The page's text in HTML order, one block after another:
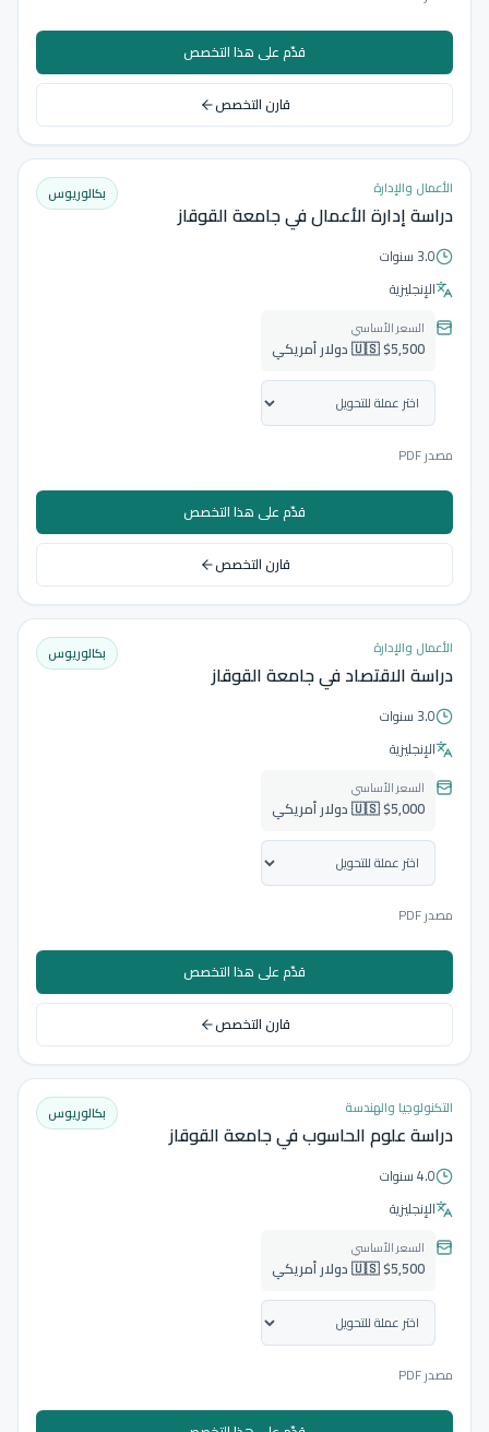
قدّم على هذا التخصص
قارن التخصص
الأعمال والإدارة
دراسة إدارة الأعمال في جامعة القوقاز
بكالوريوس
3.0 سنوات
الإنجليزية
السعر الأساسي
🇺🇸 $5,500 دولار أمريكي
مصدر PDF
قدّم على هذا التخصص
قارن التخصص
الأعمال والإدارة
دراسة الاقتصاد في جامعة القوقاز
بكالوريوس
3.0 سنوات
الإنجليزية
السعر الأساسي
🇺🇸 $5,000 دولار أمريكي
مصدر PDF
قدّم على هذا التخصص
قارن التخصص
التكنولوجيا والهندسة
دراسة علوم الحاسوب في جامعة القوقاز
بكالوريوس
4.0 سنوات
الإنجليزية
السعر الأساسي
🇺🇸 $5,500 دولار أمريكي
مصدر PDF